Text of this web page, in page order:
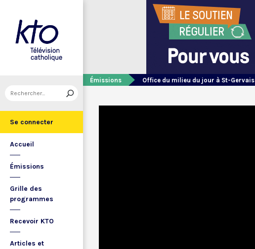
Se connecter
Accueil
Émissions
Grille des
programmes
Recevoir KTO
Articles et
Émissions Office du milieu du jour à St-Gervais